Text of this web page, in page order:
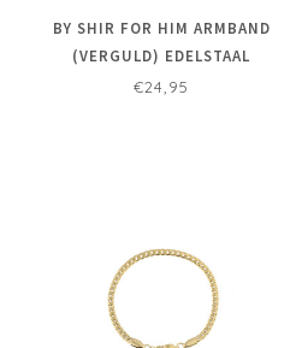
BY SHIR FOR HIM ARMBAND
(VERGULD) EDELSTAAL
VERSTELBAAR 1,5MM
€24,95